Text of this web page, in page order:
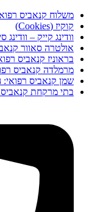
משלוח קנאביס רפואי
קוקיז (Cookies)
וודינג קייק – וודינג סי
אולטרה סאוור
בראוניז קנאביס רפואי
מרמלדה קנאביס
שמן קנאביס רפואי:
בתי מרקחת קנאביס